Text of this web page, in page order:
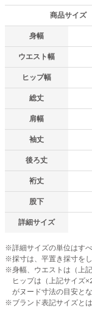
商品サイズ
身幅
ウエスト幅
ヒップ幅
総丈
肩幅
袖丈
後ろ丈
裄丈
股下
詳細サイズ
※詳細サイズの単位はすべ
※採寸は、平置き採寸をし
※身幅、ウエストは（上
ヒップは（上記サイズ
がヌード寸法の目安とな
※ブランド表記サイズと